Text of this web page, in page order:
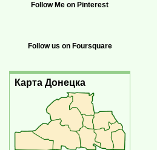
Follow Me on Pinterest
Follow us on Foursquare
Карта Донецка